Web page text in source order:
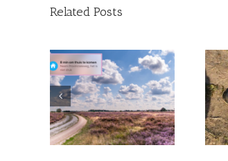
Related Posts
Begin op tijd met
KLEINKINDEREN!